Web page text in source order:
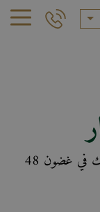
يُرجى إكمال كافة الحقول أدناه، وسنرد عليك في غضون 48